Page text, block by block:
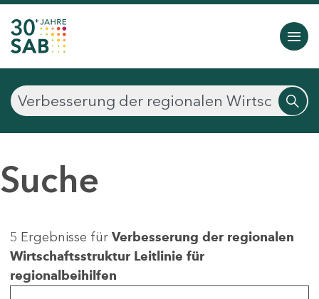
Suche
5 Ergebnisse für Verbesserung der regionalen
Wirtschaftsstruktur Leitlinie für
regionalbeihilfen